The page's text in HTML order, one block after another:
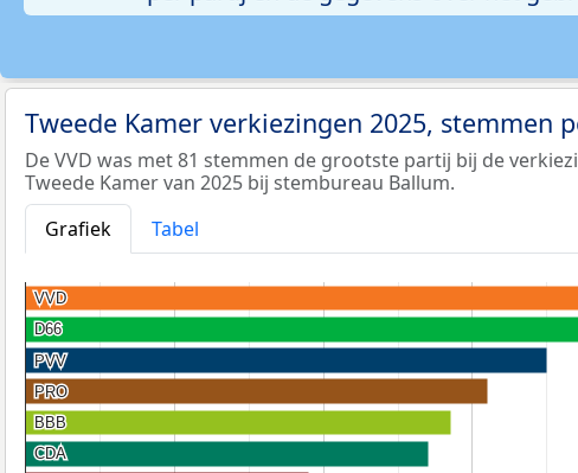
Tweede Kamer verkiezingen 2025, stemmen
De VVD was met 81 stemmen de grootste partij bij de
Tweede Kamer van 2025 bij stembureau Ballum.
Grafiek
Tabel
VVD
VVD
D66
D66
PVV
PVV
PRO
PRO
BBB
BBB
CDA
CDA